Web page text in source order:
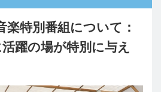
楽特別番組について：
躍の場が特別に与え